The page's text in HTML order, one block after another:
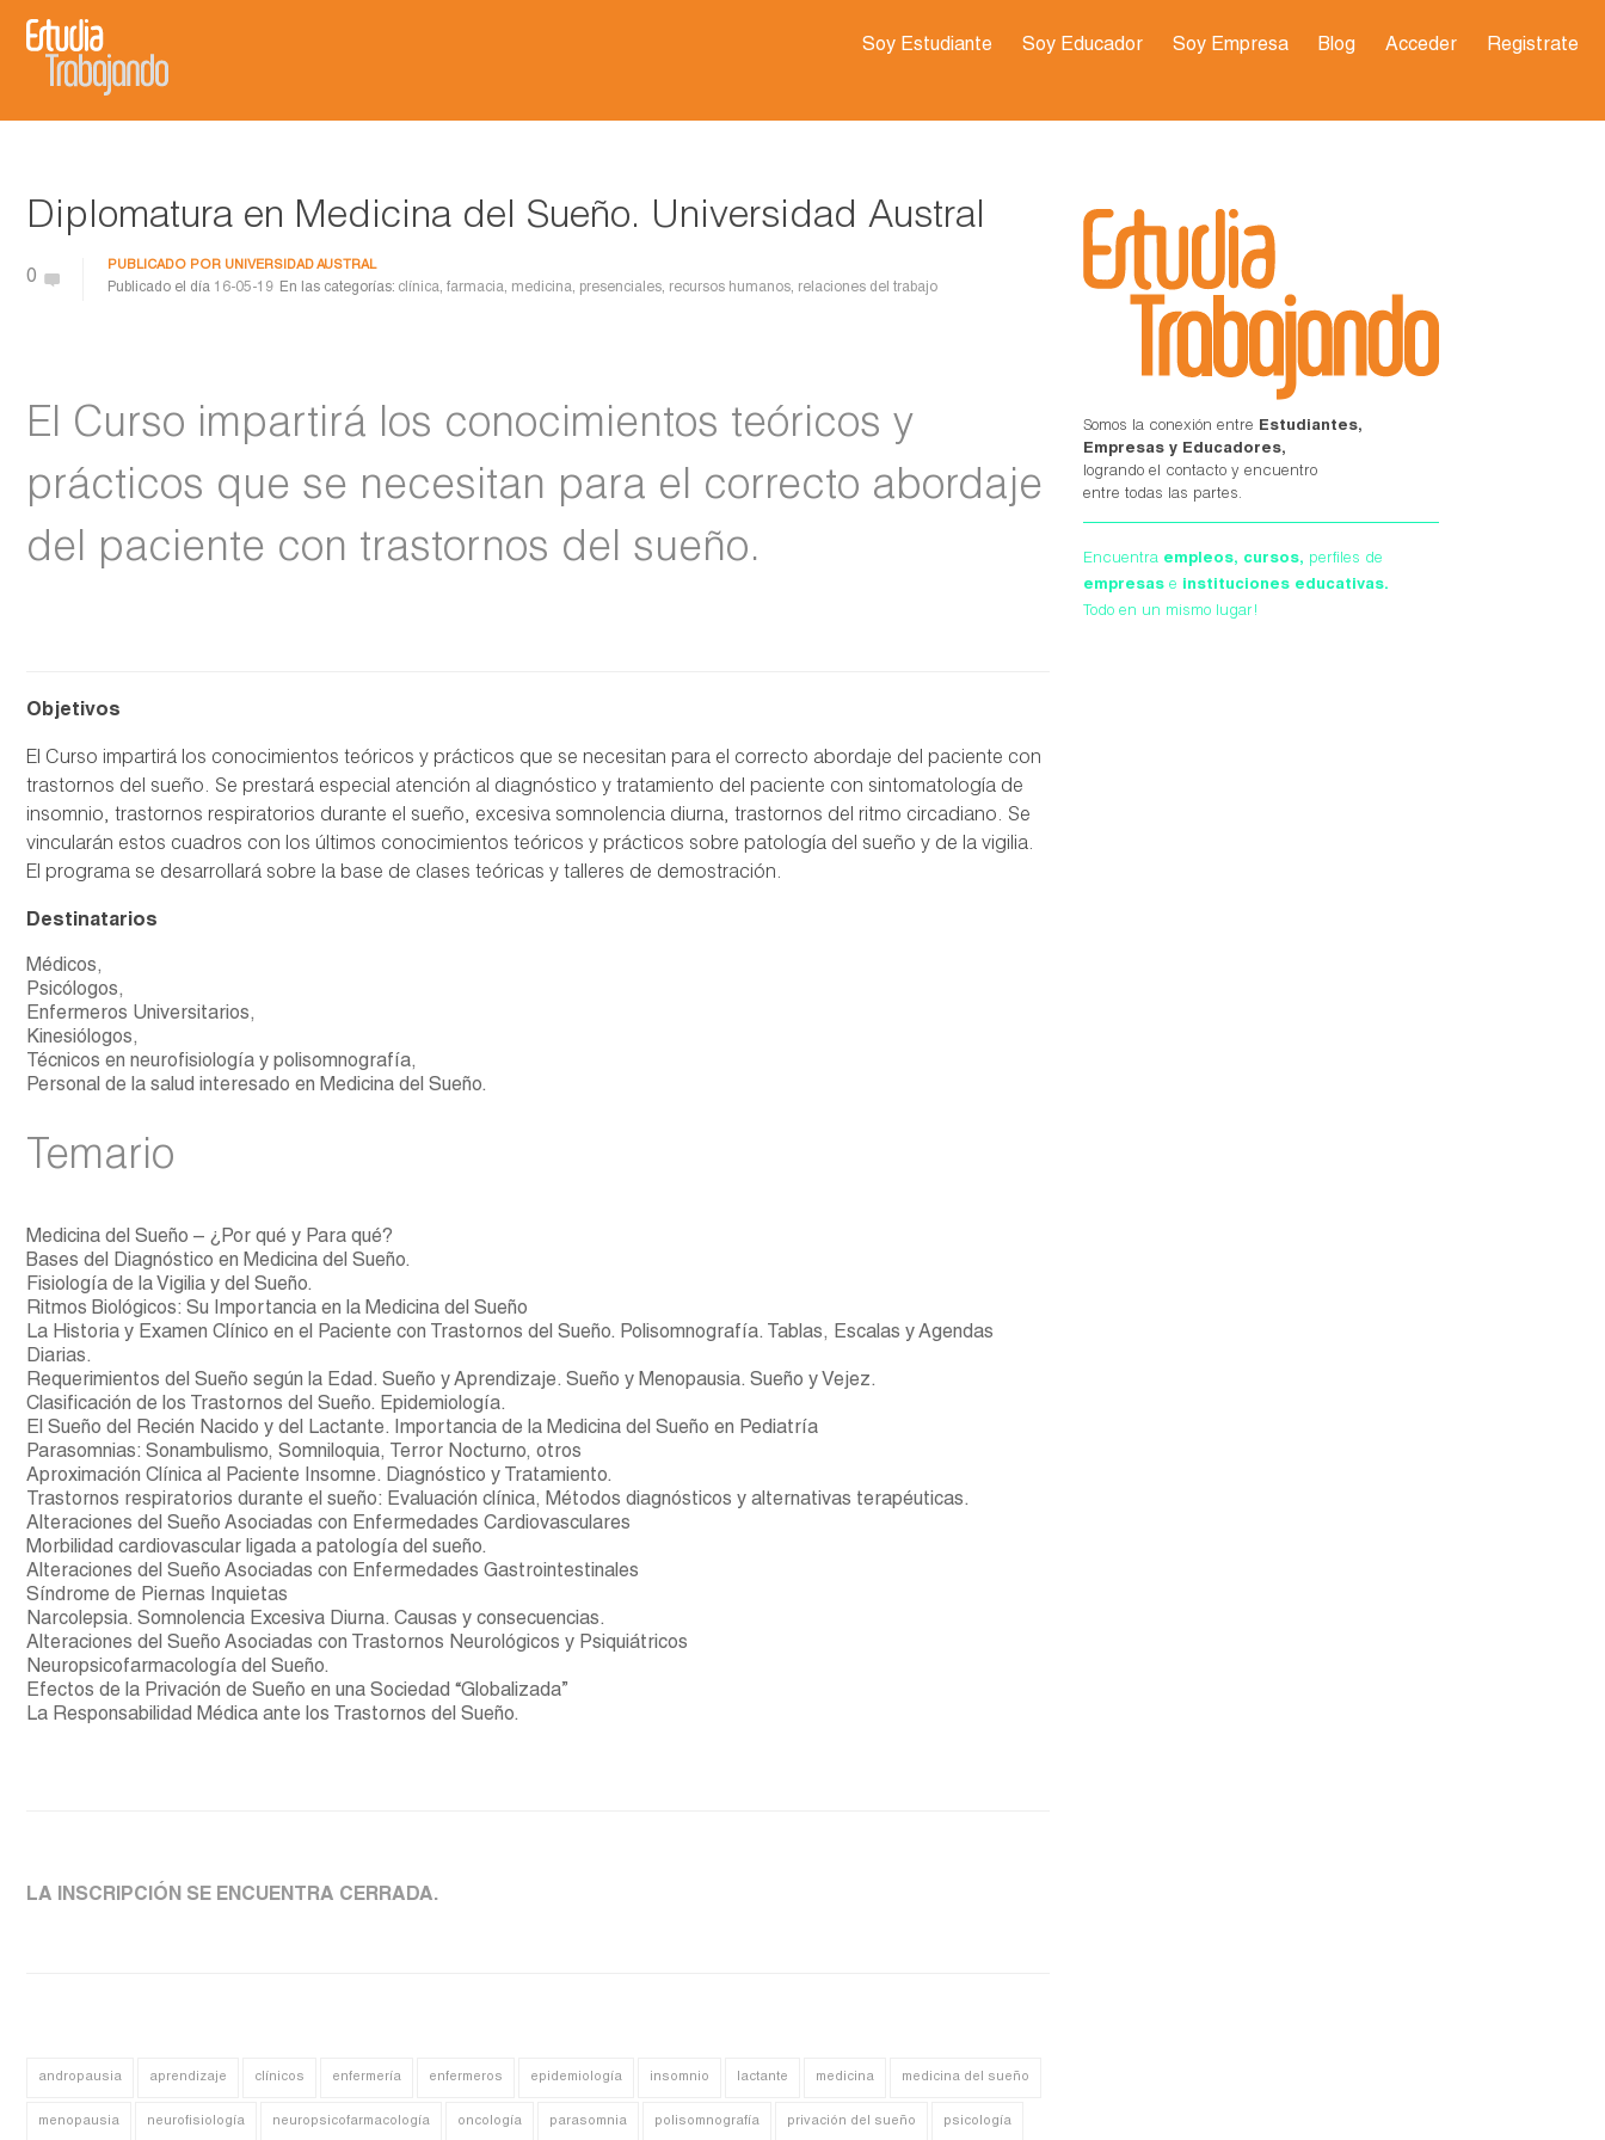
Soy Estudiante Soy Educador Soy Empresa Blog Acceder Registrate
Diplomatura en Medicina del Sueño. Universidad Austral
0
PUBLICADO POR UNIVERSIDAD AUSTRAL
Publicado el día 16-05-19 En las categorías: clínica, farmacia, medicina, presenciales, recursos humanos, relaciones del trabajo
El Curso impartirá los conocimientos teóricos y
prácticos que se necesitan para el correcto abordaje
del paciente con trastornos del sueño.
Objetivos
El Curso impartirá los conocimientos teóricos y prácticos que se necesitan para el correcto abordaje del paciente con
trastornos del sueño. Se prestará especial atención al diagnóstico y tratamiento del paciente con sintomatología de
insomnio, trastornos respiratorios durante el sueño, excesiva somnolencia diurna, trastornos del ritmo circadiano. Se
vincularán estos cuadros con los últimos conocimientos teóricos y prácticos sobre patología del sueño y de la vigilia.
El programa se desarrollará sobre la base de clases teóricas y talleres de demostración.
Destinatarios
Médicos,
Psicólogos,
Enfermeros Universitarios,
Kinesiólogos,
Técnicos en neurofisiología y polisomnografía,
Personal de la salud interesado en Medicina del Sueño.
Temario
Medicina del Sueño – ¿Por qué y Para qué?
Bases del Diagnóstico en Medicina del Sueño.
Fisiología de la Vigilia y del Sueño.
Ritmos Biológicos: Su Importancia en la Medicina del Sueño
La Historia y Examen Clínico en el Paciente con Trastornos del Sueño. Polisomnografía. Tablas, Escalas y Agendas
Diarias.
Requerimientos del Sueño según la Edad. Sueño y Aprendizaje. Sueño y Menopausia. Sueño y Vejez.
Clasificación de los Trastornos del Sueño. Epidemiología.
El Sueño del Recién Nacido y del Lactante. Importancia de la Medicina del Sueño en Pediatría
Parasomnias: Sonambulismo, Somniloquia, Terror Nocturno, otros
Aproximación Clínica al Paciente Insomne. Diagnóstico y Tratamiento.
Trastornos respiratorios durante el sueño: Evaluación clínica, Métodos diagnósticos y alternativas terapéuticas.
Alteraciones del Sueño Asociadas con Enfermedades Cardiovasculares
Morbilidad cardiovascular ligada a patología del sueño.
Alteraciones del Sueño Asociadas con Enfermedades Gastrointestinales
Síndrome de Piernas Inquietas
Narcolepsia. Somnolencia Excesiva Diurna. Causas y consecuencias.
Alteraciones del Sueño Asociadas con Trastornos Neurológicos y Psiquiátricos
Neuropsicofarmacología del Sueño.
Efectos de la Privación de Sueño en una Sociedad “Globalizada”
La Responsabilidad Médica ante los Trastornos del Sueño.
LA INSCRIPCIÓN SE ENCUENTRA CERRADA.
andropausia aprendizaje clínicos enfermería enfermeros epidemiología insomnio lactante medicina medicina del sueño
menopausia neurofisiología neuropsicofarmacología oncología parasomnia polisomnografía privación del sueño psicología
Somos la conexión entre Estudiantes,
Empresas y Educadores,
logrando el contacto y encuentro
entre todas las partes.
Encuentra empleos, cursos, perfiles de
empresas e instituciones educativas.
Todo en un mismo lugar!